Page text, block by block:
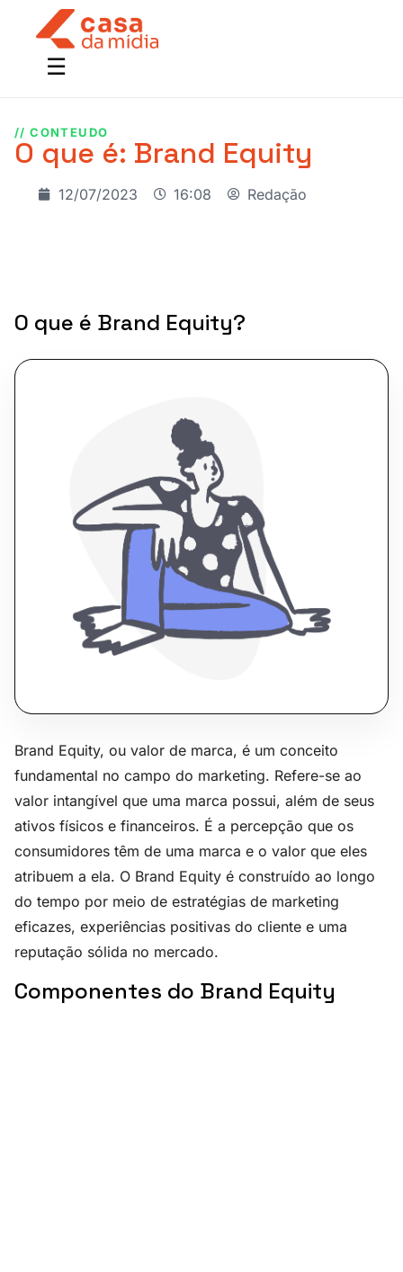
// CONTEUDO
O que é: Brand Equity
12/07/2023 16:08 Redação
O que é Brand Equity?
Brand Equity, ou valor de marca, é um conceito
fundamental no campo do marketing. Refere-se ao
valor intangível que uma marca possui, além de seus
ativos físicos e financeiros. É a percepção que os
consumidores têm de uma marca e o valor que eles
atribuem a ela. O Brand Equity é construído ao longo
do tempo por meio de estratégias de marketing
eficazes, experiências positivas do cliente e uma
reputação sólida no mercado.
Componentes do Brand Equity